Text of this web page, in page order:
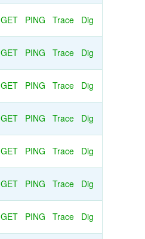
GET PING Trace Dig
GET PING Trace Dig
GET PING Trace Dig
GET PING Trace Dig
GET PING Trace Dig
GET PING Trace Dig
GET PING Trace Dig